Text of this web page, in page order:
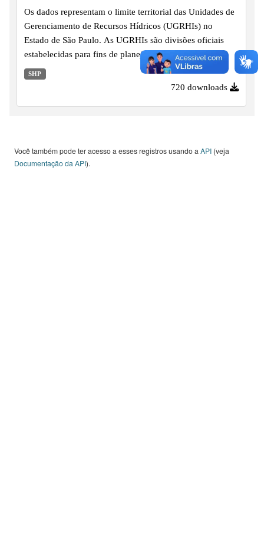
Os dados representam o limite territorial das Unidades de
Gerenciamento de Recursos Hídricos (UGRHIs) no
Estado de São Paulo. As UGRHIs são divisões oficiais
estabelecidas para fins de planejamento, gestão
descentralizada e implementação das políticas públicas
voltadas à governança dos recursos hídricos no estado.
SHP
720 downloads
Você também pode ter acesso a esses registros usando a API (veja
Documentação da API).